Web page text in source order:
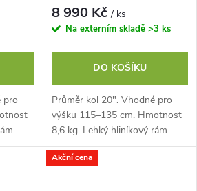
pro
8 990 Kč/ ks
Na externím skladě >3 ks
DO KOŠÍKU
Průměr kol 20". Vhodné pro
výšku 115–135 cm. Hmotnost
8,6 kg. Lehký hliníkový rám.
Komponenty SHIMANO
Revoshift, 6 rychlostí. V brzdy
Akční cena